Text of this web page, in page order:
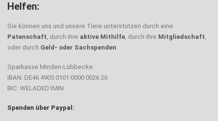
Helfen:
Sie können uns und unsere Tiere unterstützen durch eine
Patenschaft, durch ihre aktive Mithilfe, durch ihre Mitgliedschaft,
oder durch Geld- oder Sachspenden.
Sparkasse Minden-Lübbecke
IBAN: DE46 4905 0101 0000 0026 26
BIC: WELADED1MIN
Spenden über Paypal: